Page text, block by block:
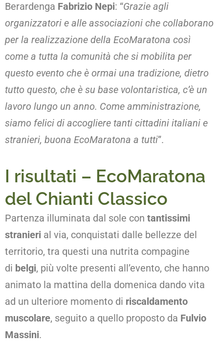
Berardenga Fabrizio Nepi: “Grazie agli
organizzatori e alle associazioni che collaborano
per la realizzazione della EcoMaratona così
come a tutta la comunità che si mobilita per
questo evento che è ormai una tradizione, dietro
tutto questo, che è su base volontaristica, c’è un
lavoro lungo un anno. Come amministrazione,
siamo felici di accogliere tanti cittadini italiani e
stranieri, buona EcoMaratona a tutti”.
I risultati – EcoMaratona
del Chianti Classico
Partenza illuminata dal sole con tantissimi
stranieri al via, conquistati dalle bellezze del
territorio, tra questi una nutrita compagine
di belgi, più volte presenti all’evento, che hanno
animato la mattina della domenica dando vita
ad un ulteriore momento di riscaldamento
muscolare, seguito a quello proposto da Fulvio
Massini.